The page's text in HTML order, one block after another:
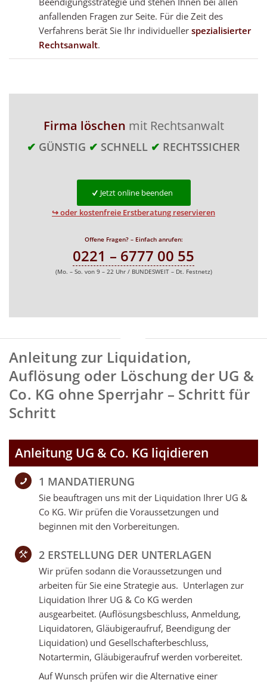
anfallenden Fragen zur Seite. Für die Zeit des
Verfahrens berät Sie Ihr individueller spezialisierter
Rechtsanwalt.
Firma löschen mit Rechtsanwalt
✔ GÜNSTIG ✔ SCHNELL ✔ RECHTSSICHER
Jetzt online beenden
↪ oder kostenfreie Erstberatung reservieren
Offene Fragen? – Einfach anrufen:
0221 – 6777 00 55
(Mo. – So. von 9 – 22 Uhr / BUNDESWEIT – Dt. Festnetz)
Anleitung zur Liquidation,
Auflösung oder Löschung der UG &
Co. KG ohne Sperrjahr – Schritt für
Schritt
Anleitung UG & Co. KG liqidieren
1 MANDATIERUNG
Sie beauftragen uns mit der Liquidation Ihrer UG &
Co KG. Wir prüfen die Voraussetzungen und
beginnen mit den Vorbereitungen.
2 ERSTELLUNG DER UNTERLAGEN
Wir prüfen sodann die Voraussetzungen und
arbeiten für Sie eine Strategie aus. Unterlagen zur
Liquidation Ihrer UG & Co KG werden
ausgearbeitet. (Auflösungsbeschluss, Anmeldung,
Liquidatoren, Gläubigeraufruf, Beendigung der
Liquidation) und Gesellschafterbeschluss,
Notartermin, Gläubigeraufruf werden vorbereitet.
Auf Wunsch prüfen wir die Alternative einer